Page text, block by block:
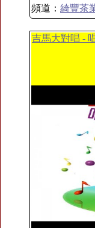
頻道： 綺豐茶
吉馬大對唱 -